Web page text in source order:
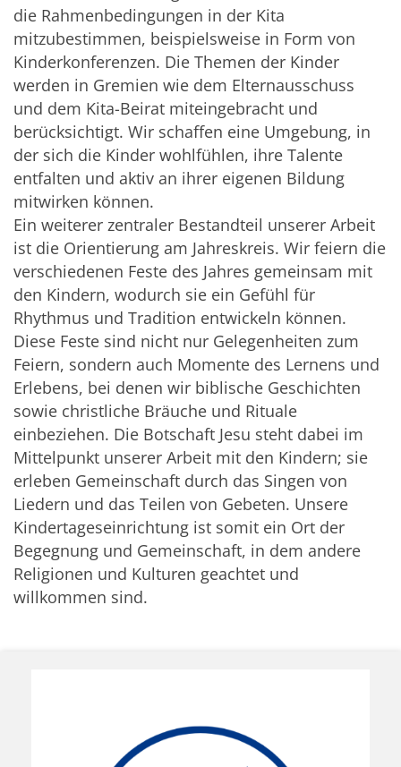
die Rahmenbedingungen in der Kita
mitzubestimmen, beispielsweise in Form von
Kinderkonferenzen. Die Themen der Kinder
werden in Gremien wie dem Elternausschuss
und dem Kita-Beirat miteingebracht und
berücksichtigt. Wir schaffen eine Umgebung, in
der sich die Kinder wohlfühlen, ihre Talente
entfalten und aktiv an ihrer eigenen Bildung
mitwirken können.
Ein weiterer zentraler Bestandteil unserer Arbeit
ist die Orientierung am Jahreskreis. Wir feiern die
verschiedenen Feste des Jahres gemeinsam mit
den Kindern, wodurch sie ein Gefühl für
Rhythmus und Tradition entwickeln können.
Diese Feste sind nicht nur Gelegenheiten zum
Feiern, sondern auch Momente des Lernens und
Erlebens, bei denen wir biblische Geschichten
sowie christliche Bräuche und Rituale
einbeziehen. Die Botschaft Jesu steht dabei im
Mittelpunkt unserer Arbeit mit den Kindern; sie
erleben Gemeinschaft durch das Singen von
Liedern und das Teilen von Gebeten. Unsere
Kindertageseinrichtung ist somit ein Ort der
Begegnung und Gemeinschaft, in dem andere
Religionen und Kulturen geachtet und
willkommen sind.